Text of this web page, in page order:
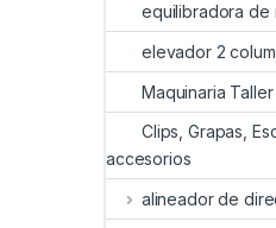
equilibradora de
elevador 2
Maquinaria Taller
Clips, Grapas,
accesorios
alineador de